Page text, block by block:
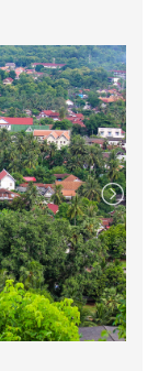
tàu điện cao
chính của
của đất nước
lập cách đây
quan:Cung
vương triều
Vadthana
cổWat Xieng
ngày, là ngôi
dựng từ năm
của Hoàng